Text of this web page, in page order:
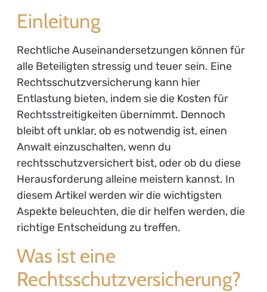
Einleitung
Rechtliche Auseinandersetzungen können für
alle Beteiligten stressig und teuer sein. Eine
Rechtsschutzversicherung kann hier
Entlastung bieten, indem sie die Kosten für
Rechtsstreitigkeiten übernimmt. Dennoch
bleibt oft unklar, ob es notwendig ist, einen
Anwalt einzuschalten, wenn du
rechtsschutzversichert bist, oder ob du diese
Herausforderung alleine meistern kannst. In
diesem Artikel werden wir die wichtigsten
Aspekte beleuchten, die dir helfen werden, die
richtige Entscheidung zu treffen.
Was ist eine
Rechtsschutzversicherung?